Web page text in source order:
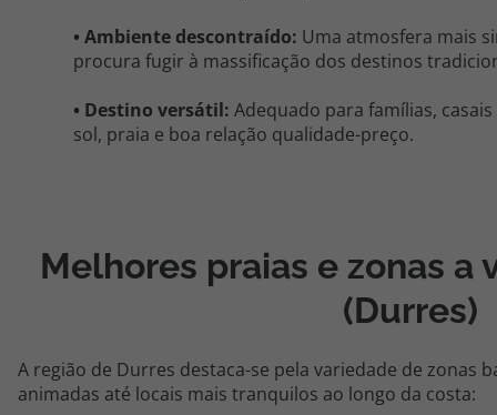
• Ambiente descontraído: Uma atmosfera mais
procura fugir à massificação dos destinos
• Destino versátil: Adequado para famílias,
sol, praia e boa relação qualidade-preço.
Melhores praias e zonas a
(Durres)
A região de Durres destaca-se pela variedade de zonas
animadas até locais mais tranquilos ao longo da costa: